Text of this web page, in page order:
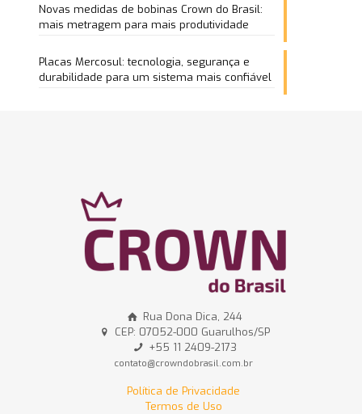
Novas medidas de bobinas Crown do Brasil:
mais metragem para mais produtividade
Placas Mercosul: tecnologia, segurança e
durabilidade para um sistema mais confiável
Rua Dona Dica, 244
CEP: 07052-000 Guarulhos/SP
+55 11 2409-2173
contato@crowndobrasil.com.br
Política de Privacidade
Termos de Uso